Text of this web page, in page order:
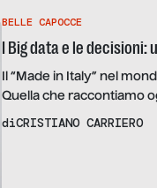
BELLE CAPOCCE
I Big data e le decisioni:
Il “Made in Italy” nel
Quella che raccontiamo
California, passando per
diCRISTIANO CARRIERO